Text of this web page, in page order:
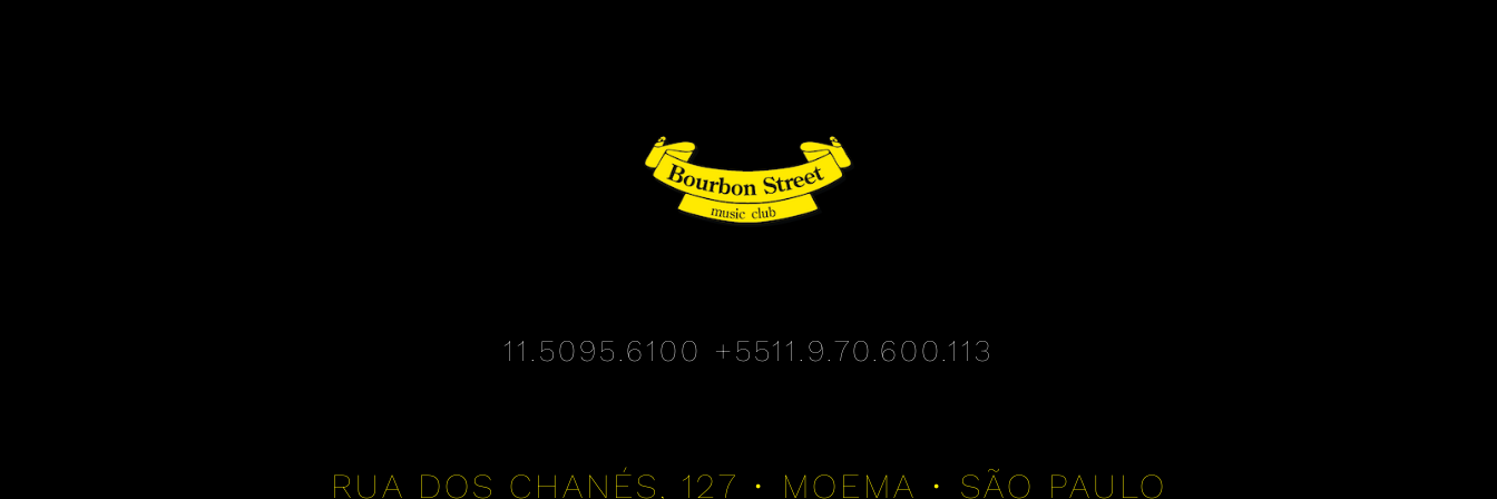
11.5095.6100 +5511.9.70.600.113
RUA DOS CHANÉS, 127 • MOEMA • SÃO PAULO